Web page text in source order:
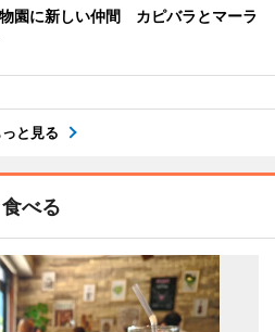
園に新しい仲間 カピバラとマーラ
っと見る
食べる